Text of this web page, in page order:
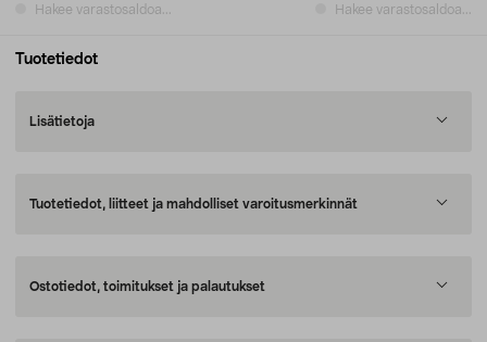
Hakee varastosaldoa... Hakee varastosaldoa...
Tuotetiedot
Lisätietoja
Tuotetiedot, liitteet ja mahdolliset varoitusmerkinnät
Ostotiedot, toimitukset ja palautukset